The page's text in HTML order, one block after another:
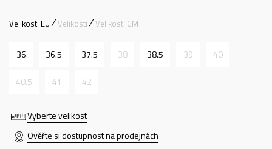
Vyberte velikost
Velikosti EU Velikosti Velikosti CM
36 36.5 37.5 38 38.5 39 40
40.5 41 42
Ověřte si dostupnost na prodejnách